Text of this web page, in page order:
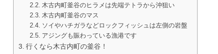
木古内町釜谷のヒラメは先端テトラから沖狙い
木古内町釜谷のマス
ソイやハチガラなどロックフィッシュは左側の岩盤
アジングも賑わっている漁港です
行くなら木古内町の釜谷！